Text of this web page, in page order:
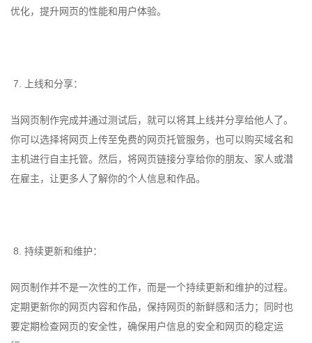
优化，提升网页的性能和用户体验。
7. 上线和分享：
当网页制作完成并通过测试后，就可以将其上线并分享给他人了。
你可以选择将网页上传至免费的网页托管服务，也可以购买域名和
主机进行自主托管。然后，将网页链接分享给你的朋友、家人或潜
在雇主，让更多人了解你的个人信息和作品。
8. 持续更新和维护：
网页制作并不是一次性的工作，而是一个持续更新和维护的过程。
定期更新你的网页内容和作品，保持网页的新鲜感和活力；同时也
要定期检查网页的安全性，确保用户信息的安全和网页的稳定运